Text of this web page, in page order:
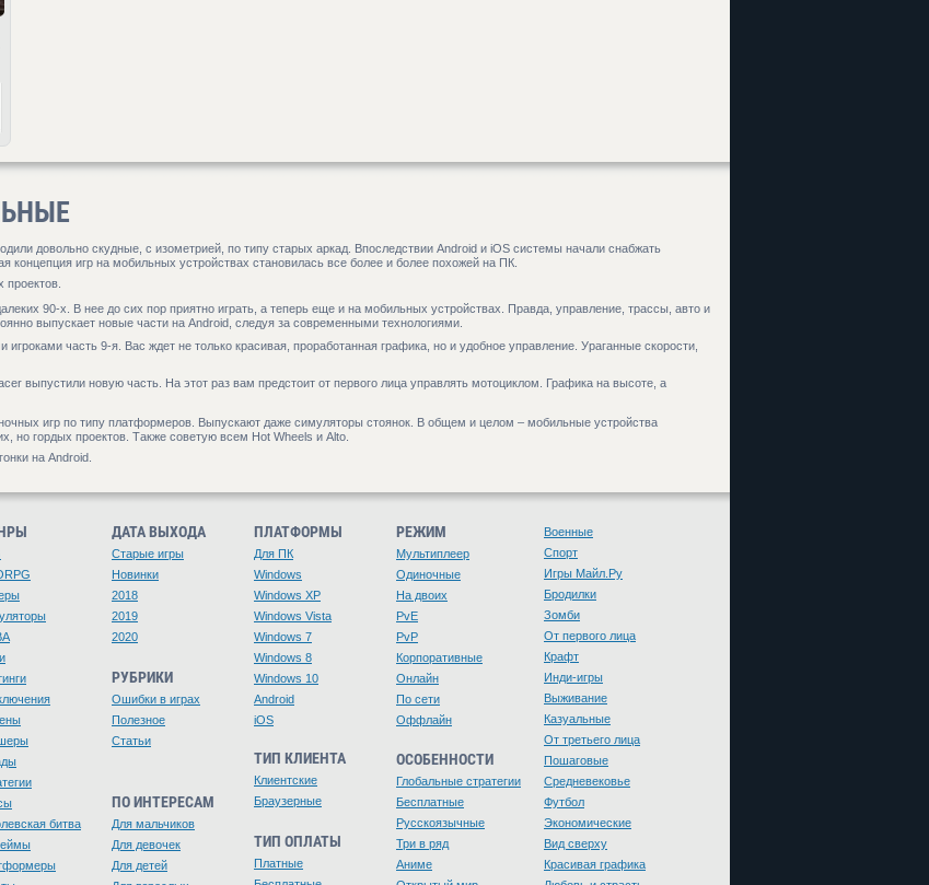
довольно скудные, с изометрией, по типу старых аркад. Впоследствии Android и iOS системы начали снабжать
игр на мобильных устройствах становилась все более и более похожей на ПК.
90-х. В нее до сих пор приятно играть, а теперь еще и на мобильных устройствах. Правда, управление, трассы, авто и
выпускает новые части на Android, следуя за современными технологиями.
часть 9-я. Вас ждет не только красивая, проработанная графика, но и удобное управление. Ураганные скорости,
выпустили новую часть. На этот раз вам предстоит от первого лица управлять мотоциклом. Графика на высоте, а
игр по типу платформеров. Выпускают даже симуляторы стоянок. В общем и целом – мобильные устройства
но гордых проектов. Также советую всем Hot Wheels и Alto.
на Android.
битва
ДАТА ВЫХОДА
Старые игры
Новинки
2018
2019
2020
РУБРИКИ
Ошибки в играх
Полезное
Статьи
ПО ИНТЕРЕСАМ
Для мальчиков
Для девочек
Для детей
ПЛАТФОРМЫ
Для ПК
Windows
Windows XP
Windows Vista
Windows 7
Windows 8
Windows 10
Android
iOS
ТИП КЛИЕНТА
Клиентские
Браузерные
ТИП ОПЛАТЫ
Платные
РЕЖИМ
Мультиплеер
Одиночные
На двоих
PvE
PvP
Корпоративные
Онлайн
По сети
Оффлайн
ОСОБЕННОСТИ
Глобальные стратегии
Бесплатные
Русскоязычные
Три в ряд
Аниме
Военные
Спорт
Игры Майл.Ру
Бродилки
Зомби
От первого лица
Крафт
Инди-игры
Выживание
Казуальные
От третьего лица
Пошаговые
Средневековье
Футбол
Экономические
Вид сверху
Красивая графика